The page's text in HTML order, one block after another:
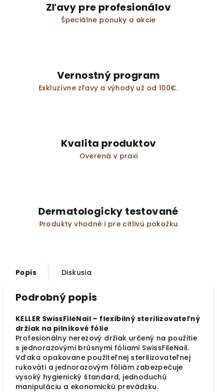
Zľavy pre profesionálov
Špeciálne ponuky a akcie
Vernostný program
Exkluzívne zľavy a výhody už od 100€.
Kvalita produktov
Overená v praxi
Dermatologicky testované
Produkty vhodné i pre citlivú pokožku
Popis Diskusia
Podrobný popis
KELLER SwissFileNail – flexibilný sterilizovateľný
držiak na pilníkové fólie
Profesionálny nerezový držiak určený na použitie
s jednorazovými brúsnymi fóliami SwissFileNail.
Vďaka opakovane použiteľnej sterilizovateľnej
rukoväti a jednorazovým fóliám zabezpečuje
vysoký hygienický štandard, jednoduchú
manipuláciu a ekonomickú prevádzku.